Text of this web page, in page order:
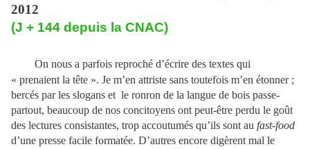
2012
(J + 144 depuis la CNAC)
On nous a parfois reproché d’écrire des textes qui
« prenaient la tête ». Je m’en attriste sans toutefois m’en étonner ;
bercés par les slogans et le ronron de la langue de bois passe-
partout, beaucoup de nos concitoyens ont peut-être perdu le goût
des lectures consistantes, trop accoutumés qu’ils sont au fast-food
d’une presse facile formatée. D’autres encore digèrent mal le